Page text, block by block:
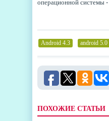
операционной системы -
Android 4.3 android 5.0
ПОХОЖИЕ СТАТЬИ